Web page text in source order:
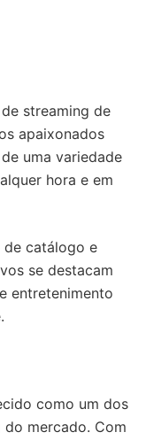
streaming de
apaixonados
uma variedade
hora e em
de catálogo e
se destacam
entretenimento
como um dos
mercado. Com